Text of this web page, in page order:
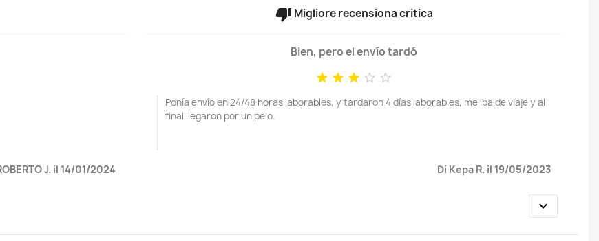
J. il 14/01/2024
thumb_down Migliore recensiona critica
Bien, pero el envío tardó
    
Ponía envío en 24/48 horas laborables, y tardaron 4 días laborables, me iba de viaje y al
final llegaron por un pelo.
Di Kepa R. il 19/05/2023
